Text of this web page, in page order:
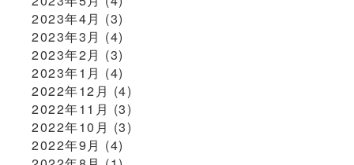
2023年4月 (3)
2023年3月 (4)
2023年2月 (3)
2023年1月 (4)
2022年12月 (4)
2022年11月 (3)
2022年10月 (3)
2022年9月 (4)